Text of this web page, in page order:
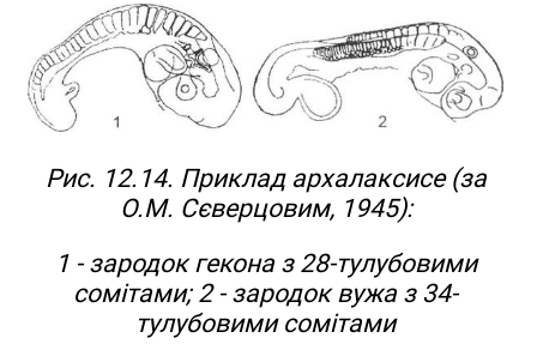
Рис. 12.14. Приклад архалаксисе (за
О.М. Сєверцовим, 1945):
1 - зародок гекона з 28-тулубовими
сомітами; 2 - зародок вужа з 34-
тулубовими сомітами